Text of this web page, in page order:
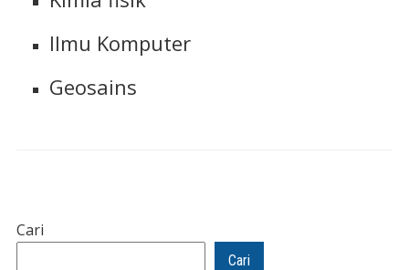
Cari
Cari
Ilmu Komputer
Geosains